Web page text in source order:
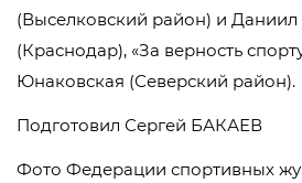
(Выселковский район) и Даниил
(Краснодар), «За верность
Юнаковская (Северский район).
Подготовил Сергей БАКАЕВ
Фото Федерации спортивных